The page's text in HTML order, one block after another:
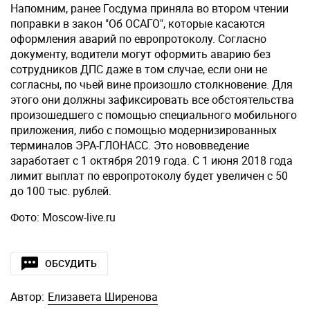
Напомним, ранее Госдума приняла во втором чтении
поправки в закон "Об ОСАГО", которые касаются
оформления аварий по европротоколу. Согласно
документу, водители могут оформить аварию без
сотрудников ДПС даже в том случае, если они не
согласны, по чьей вине произошло столкновение. Для
этого они должны зафиксировать все обстоятельства
произошедшего с помощью специального мобильного
приложения, либо с помощью модернизированных
терминалов ЭРА-ГЛОНАСС. Это нововведение
заработает с 1 октября 2019 года. С 1 июня 2018 года
лимит выплат по европротоколу будет увеличен с 50
до 100 тыс. рублей.
Фото: Moscow-live.ru
ОБСУДИТЬ
Автор: Елизавета Ширенова